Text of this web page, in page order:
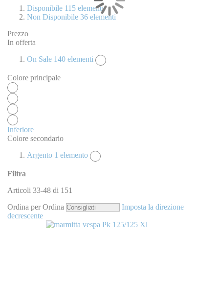
Filtra
Articoli 33-48 di 151
Ordina per Ordina
Imposta la direzione
decrescente
Disponibile 115 elementi
Non Disponibile 36 elementi
Prezzo
In offerta
On Sale 140 elementi
Colore principale
Inferiore
Colore secondario
Argento 1 elemento